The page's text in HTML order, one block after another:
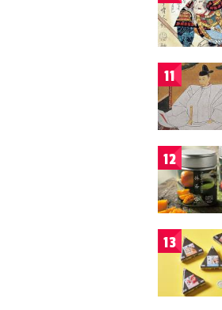
11
12
13